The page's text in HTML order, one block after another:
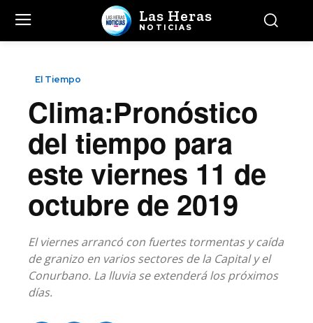
Las Heras
NOTICIAS
El Tiempo
Clima:Pronóstico
del tiempo para
este viernes 11 de
octubre de 2019
El viernes arrancó con fuertes tormentas y caída
de granizo en varios sectores de la Capital y el
Conurbano. La lluvia se extenderá los próximos
días.